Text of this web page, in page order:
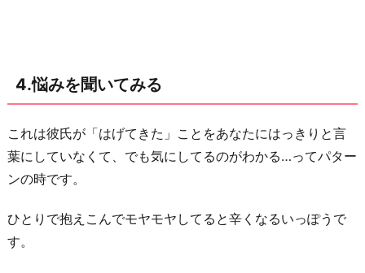
4.悩みを聞いてみる
これは彼氏が「はげてきた」ことをあなたにはっきりと言
葉にしていなくて、でも気にしてるのがわかる…ってパター
ンの時です。
ひとりで抱えこんでモヤモヤしてると辛くなるいっぽうで
す。